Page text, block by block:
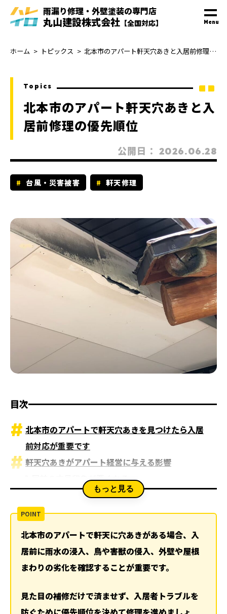
雨漏り修理・外壁塗装の専門店
丸山建設株式会社 【全国対応】 Menu
ホーム トピックス 北本市のアパート軒天穴あきと入居前修理の優先順位
Topics
北本市のアパート軒天穴あきと入
居前修理の優先順位
公開日：2026.06.28
台風・災害被害 軒天修理
目次
もっと見る
北本市のアパートで軒天穴あきを見つけたら入居
前対応が重要です
軒天穴あきがアパート経営に与える影響
入居前の内見印象が悪くなる
入居後のクレームにつながる
建物内部の劣化が進む可能性がある
入居前修理の優先順位は安全性と再発防止から決
める
1. 落下や侵入の危険がある箇所を先に確認する
3. 入居前の見た目と管理印象を整える
軒天穴あきの原因別に必要な修理内容
北本市のアパートで軒天に穴あきがある場合、入
居前に雨水の浸入、鳥や害獣の侵入、外壁や屋根
まわりの劣化を確認することが重要です。
見た目の補修だけで済ませず、入居者トラブルを